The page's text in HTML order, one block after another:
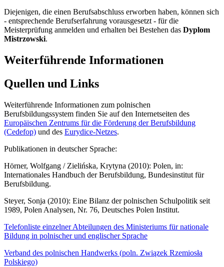
Diejenigen, die einen Berufsabschluss erworben haben, können sich
- entsprechende Berufserfahrung vorausgesetzt - für die
Meisterprüfung anmelden und erhalten bei Bestehen das Dyplom
Mistrzowski.
Weiterführende Informationen
Quellen und Links
Weiterführende Informationen zum polnischen
Berufsbildungssystem finden Sie auf den Internetseiten des
Europäischen Zentrums für die Förderung der Berufsbildung
(Cedefop) und des Eurydice-Netzes.
Publikationen in deutscher Sprache:
Hörner, Wolfgang / Zielińska, Krytyna (2010): Polen, in:
Internationales Handbuch der Berufsbildung, Bundesinstitut für
Berufsbildung.
Steyer, Sonja (2010): Eine Bilanz der polnischen Schulpolitik seit
1989, Polen Analysen, Nr. 76, Deutsches Polen Institut.
Telefonliste einzelner Abteilungen des Ministeriums für nationale
Bildung in polnischer und englischer Sprache
Verband des polnischen Handwerks (poln. Związek Rzemiosła
Polskiego)